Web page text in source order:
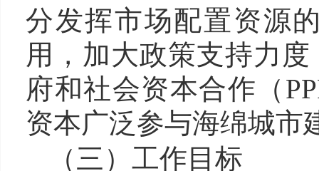
分发挥市场配置资源
用 ，加大政策支持力
府和社会资本合作（
资本广泛参与海绵城市
（三）工作目标